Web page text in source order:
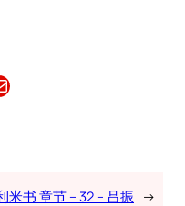
米书 章节 – 32 – 吕振 →